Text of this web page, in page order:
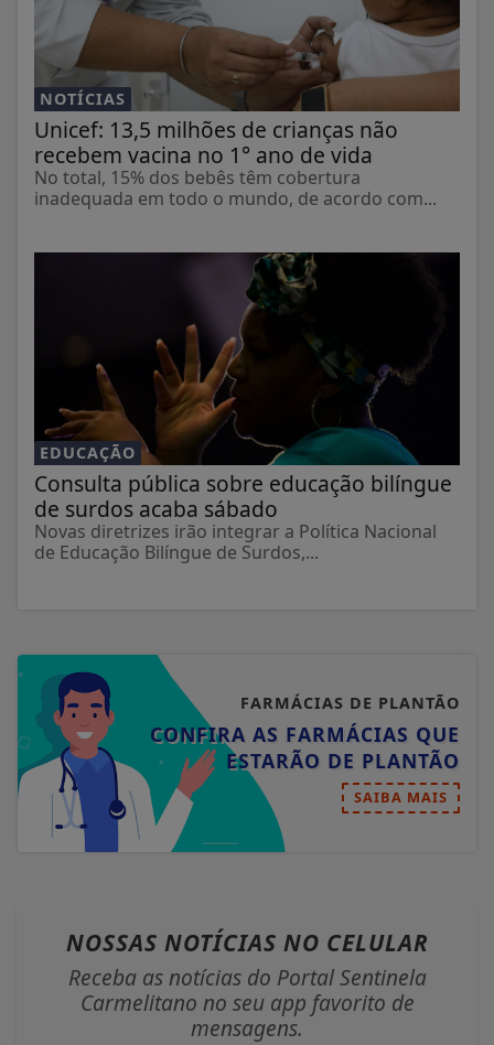
NOTÍCIAS
Unicef: 13,5 milhões de crianças não
recebem vacina no 1° ano de vida
No total, 15% dos bebês têm cobertura
inadequada em todo o mundo, de acordo com...
EDUCAÇÃO
Consulta pública sobre educação bilíngue
de surdos acaba sábado
Novas diretrizes irão integrar a Política Nacional
de Educação Bilíngue de Surdos,...
FARMÁCIAS DE PLANTÃO
CONFIRA AS FARMÁCIAS QUE
ESTARÃO DE PLANTÃO
SAIBA MAIS
NOSSAS NOTÍCIAS NO CELULAR
Receba as notícias do Portal Sentinela
Carmelitano no seu app favorito de
mensagens.